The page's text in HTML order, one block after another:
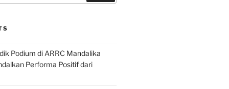
Podium di ARRC Mandalika
Performa Positif dari